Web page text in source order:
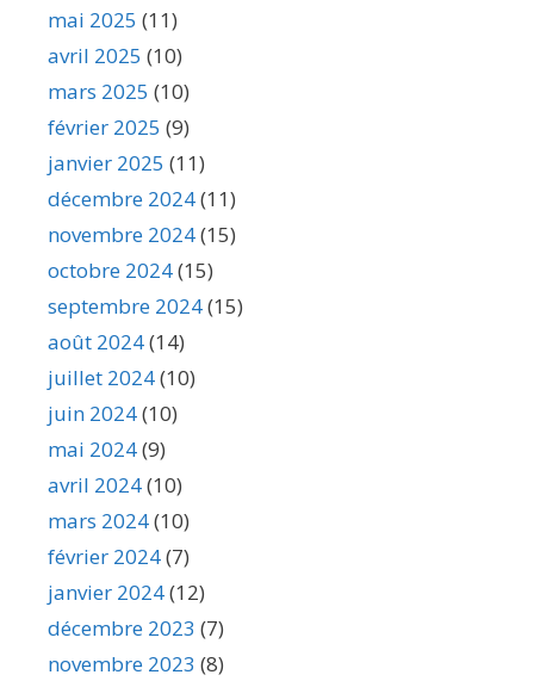
mai 2025 (11)
avril 2025 (10)
mars 2025 (10)
février 2025 (9)
janvier 2025 (11)
décembre 2024(11)
novembre 2024(15)
octobre 2024(15)
septembre 2024(15)
août 2024(14)
juillet 2024(10)
juin 2024(10)
mai 2024(9)
avril 2024(10)
mars 2024(10)
février 2024(7)
janvier 2024(12)
décembre 2023 (7)
novembre 2023 (8)